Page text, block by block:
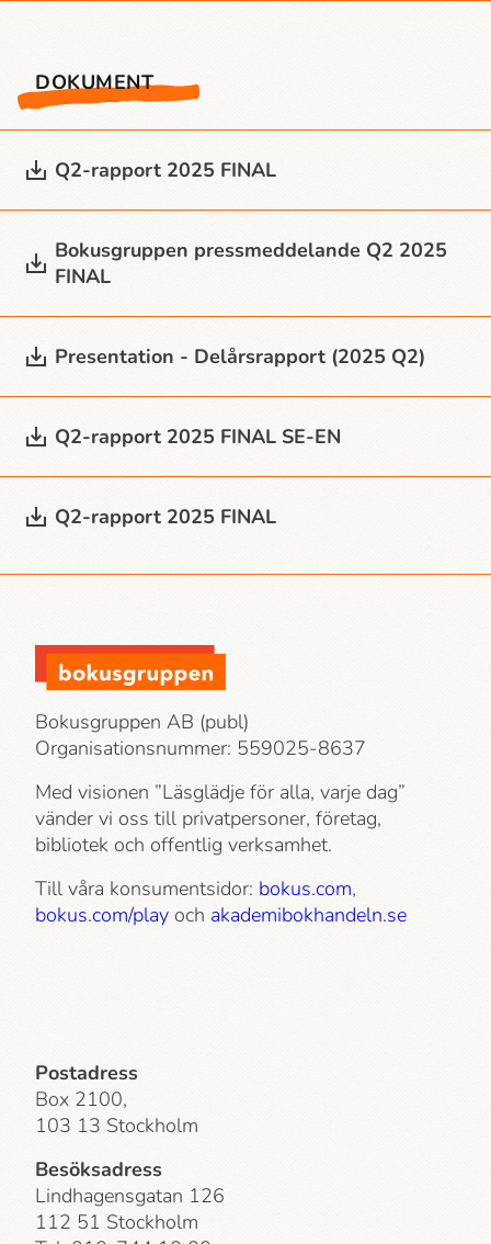
DOKUMENT
Q2-rapport 2025 FINAL
Bokusgruppen press­meddelande Q2 2025
FINAL
Presentation - Delårsrapport (2025 Q2)
Q2-rapport 2025 FINAL SE-EN
Q2-rapport 2025 FINAL
Bokusgruppen AB (publ)
Organisationsnummer: 559025-8637
Med visionen ”Läsglädje för alla, varje dag”
vänder vi oss till privatpersoner, företag,
bibliotek och offentlig verksamhet.
Till våra konsumentsidor: bokus.com,
bokus.com/play och akademi­bokhandeln.se
Postadress
Box 2100,
103 13 Stockholm
Besöksadress
Lindhagensgatan 126
112 51 Stockholm